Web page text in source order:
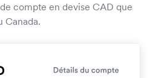
compte en devise CAD que
Canada.